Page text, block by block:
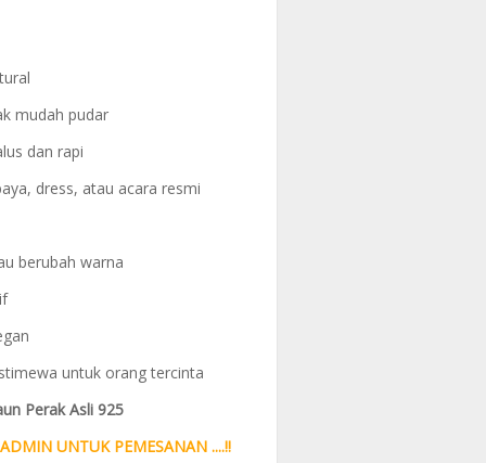
mudah pudar
dan rapi
dress, atau acara resmi
berubah warna
untuk orang tercinta
Perak Asli 925
UNTUK PEMESANAN ....!!